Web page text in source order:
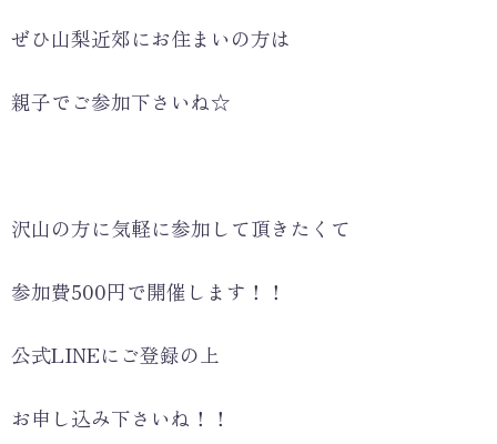
ぜひ山梨近郊にお住まいの方は
親子でご参加下さいね☆
沢山の方に気軽に参加して頂きたくて
参加費500円で開催します！！
公式LINEにご登録の上
お申し込み下さいね！！